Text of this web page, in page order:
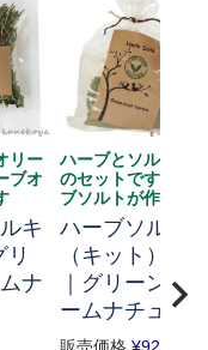
リー
ブオ
キ
リ
ナ
ハーブとソルト、
のセットです、ハ
ブソルトが作れま
ハーブソルト
（キット） 70g
｜グリーンフ
ームナチュレ